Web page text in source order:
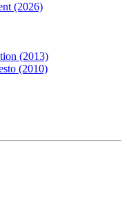
(2026)
(2013)
(2010)